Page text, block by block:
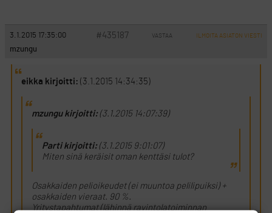
3.1.2015 17:35:00 #435187 VASTAA ILMOITA ASIATON VIESTI
mzungu
eikka kirjoitti: (3.1.2015 14:34:35)
mzungu kirjoitti:(3.1.2015 14:07:39)
Parti kirjoitti:(3.1.2015 9:01:07)
Miten sinä keräisit oman kenttäsi tulot?
Osakkaiden pelioikeudet (ei muuntoa pelilipuiksi) +
osakkaiden vieraat. 90 %.
Yritystapahtumat (lähinnä ravintolatoiminnan